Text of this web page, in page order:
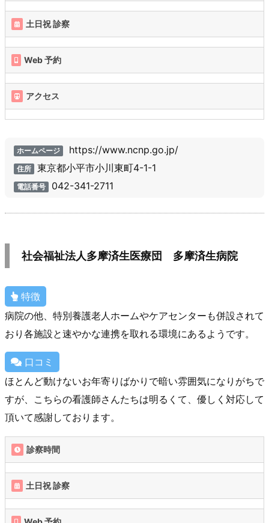
土日祝 診察
Web 予約
アクセス
ホームページ https://www.ncnp.go.jp/
住所 東京都小平市小川東町4-1-1
電話番号 042-341-2711
社会福祉法人多摩済生医療団 多摩済生病院
特徴
病院の他、特別養護老人ホームやケアセンターも併設されて
おり各施設と速やかな連携を取れる環境にあるようです。
口コミ
ほとんど動けないお年寄りばかりで暗い雰囲気になりがちで
すが、こちらの看護師さんたちは明るくて、優しく対応して
頂いて感謝しております。
診察時間
土日祝 診察